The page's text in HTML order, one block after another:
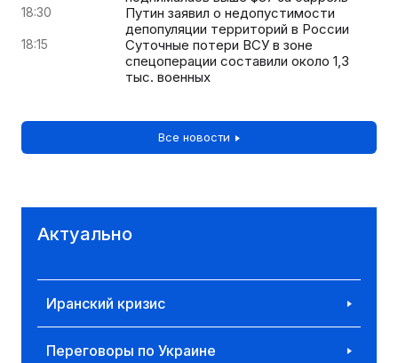
18:30
Путин заявил о недопустимости
депопуляции территорий в России
18:15
Суточные потери ВСУ в зоне
спецоперации составили около 1,3
тыс. военных
Все новости
Актуально
Иранский кризис
Переговоры по Украине